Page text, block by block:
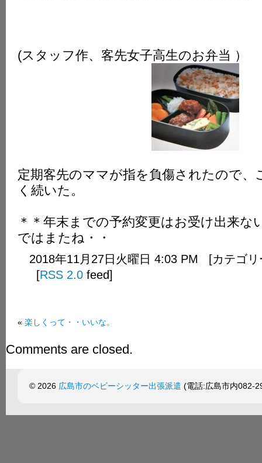
(スタッフ作、客先女子高生のお弁当 ）
定期客先のママが指を負傷されたので、
く続いた。
＊＊年末までの予約変更はお受け出来な
ではまたね・・
2018年11月27日火曜日 4:03 PM [カテゴリ
[RSS 2.0 feed]
« 楽しくって・・いいな。
Comments are closed.
© 2026 広島市のベビーシッター出張派遣 (電話:広島市内082-